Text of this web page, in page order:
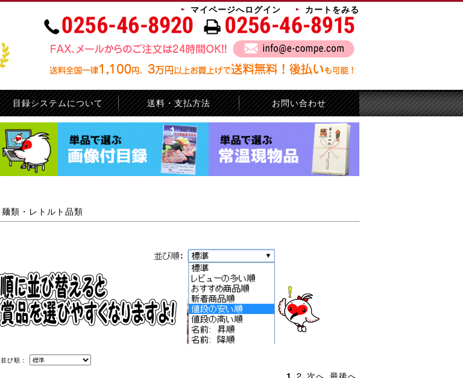
マイページへログイン カートをみる
目録システムについて 送料・支払方法 お問い合わせ
サイトマップ
麺類・レトルト品類
並び順：
1 2 次へ 最後へ